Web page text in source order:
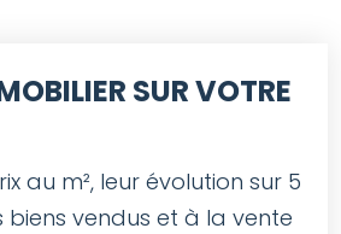
SUR VOTRE
au m², leur évolution sur 5
biens vendus et à la vente